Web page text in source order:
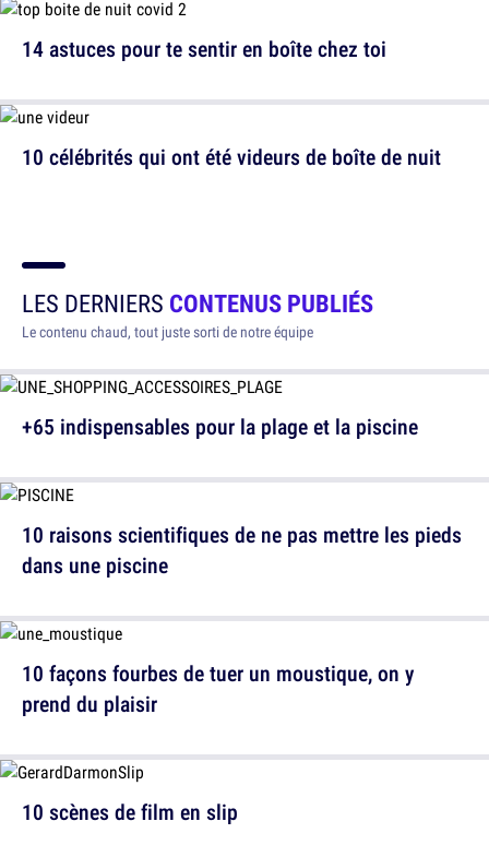
10 célébrités qui ont été videurs de boîte de nuit
14 astuces pour te sentir en boîte chez toi
LES DERNIERS CONTENUS PUBLIÉS
Le contenu chaud, tout juste sorti de notre équipe
+65 indispensables pour la plage et la piscine
10 façons fourbes de tuer un moustique, on y
prend du plaisir
10 raisons scientifiques de ne pas mettre les pieds
dans une piscine
10 scènes de film en slip